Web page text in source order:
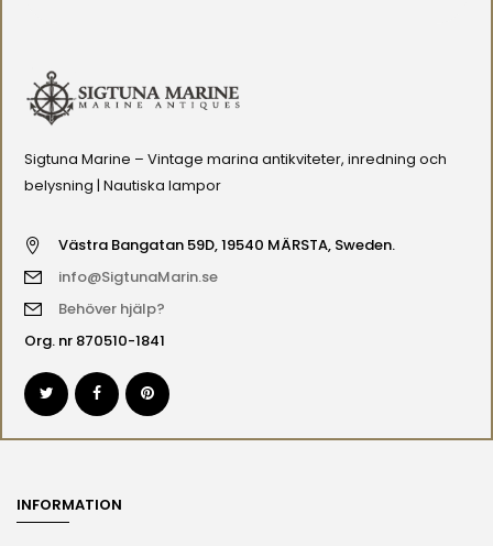
Sigtuna Marine – Vintage marina antikviteter, inredning och
belysning | Nautiska lampor
Västra Bangatan 59D, 19540 MÄRSTA, Sweden.
info@SigtunaMarin.se
Behöver hjälp?
Org. nr 870510-1841
INFORMATION